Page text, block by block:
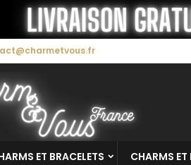
ET BRACELETS CHARMS ET